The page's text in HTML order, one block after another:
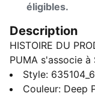
éligibles.
Description
HISTOIRE DU
PUMA s'associe
le style de soccer
imprimés raffinés,
Style:
Couleur: Deep